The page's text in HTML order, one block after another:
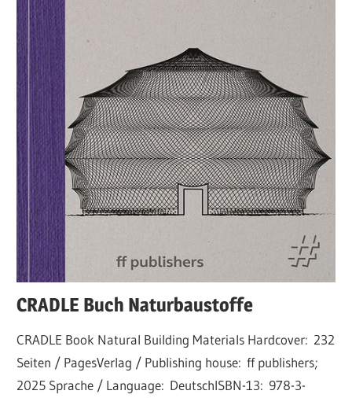
CRADLE Buch Naturbaustoffe
CRADLE Book Natural Building Materials Hardcover: 232
Seiten / PagesVerlag / Publishing house: ff publishers;
2025 Sprache / Language: DeutschISBN-13: 978-3-